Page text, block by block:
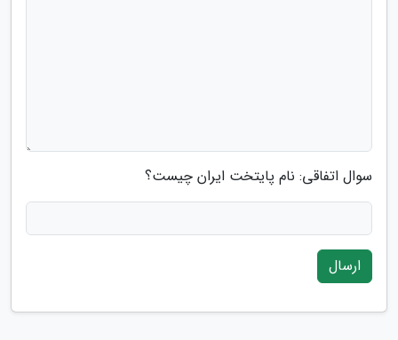
سوال اتفاقی: نام پایتخت ایران چیست؟
ارسال